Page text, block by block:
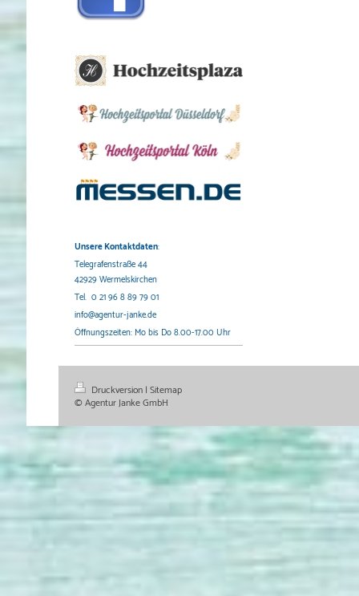
Unsere Kontaktdaten:
Telegrafenstraße 44
42929 Wermelskirchen
Tel. 0 21 96 8 89 79 01
info@agentur-janke.de
Öffnungszeiten: Mo bis Do 8.00-17.00 Uhr
Druckversion | Sitemap
© Agentur Janke GmbH